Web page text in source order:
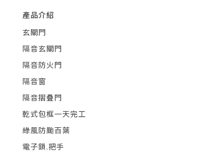
產品介紹
玄關門
隔音玄關門
隔音防火門
隔音窗
隔音摺疊門
乾式包框一天完工
綠風防颱百葉
電子鎖.把手